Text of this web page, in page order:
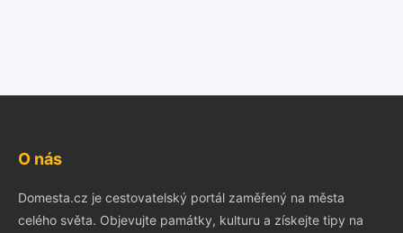
O nás
Domesta.cz je cestovatelský portál zaměřený na města
celého světa. Objevujte památky, kulturu a získejte tipy na